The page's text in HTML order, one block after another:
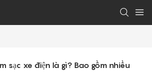
sạc xe điện là gì? Bao gồm nhiều